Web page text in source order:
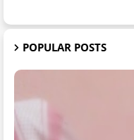
POPULAR POSTS